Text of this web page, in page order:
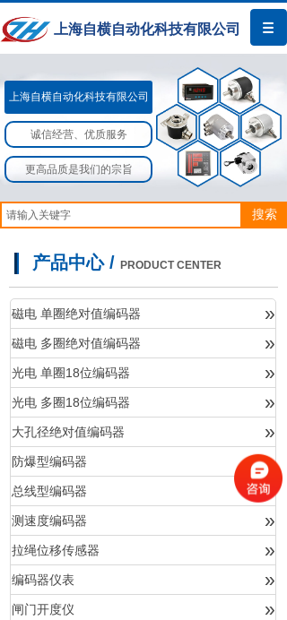
上海自横自动化科技有限公司
上海自横自动化科技有限公司​​
诚信经营、优质服务
更高品质是我们的宗旨
搜索
产品中心 / PRODUCT CENTER
磁电 单圈绝对值编码器 »
磁电 多圈绝对值编码器 »
光电 单圈18位编码器 »
光电 多圈18位编码器 »
大孔径绝对值编码器 »
防爆型编码器 »
总线型编码器 »
测速度编码器 »
拉绳位移传感器 »
编码器仪表 »
闸门开度仪 »
产品中心